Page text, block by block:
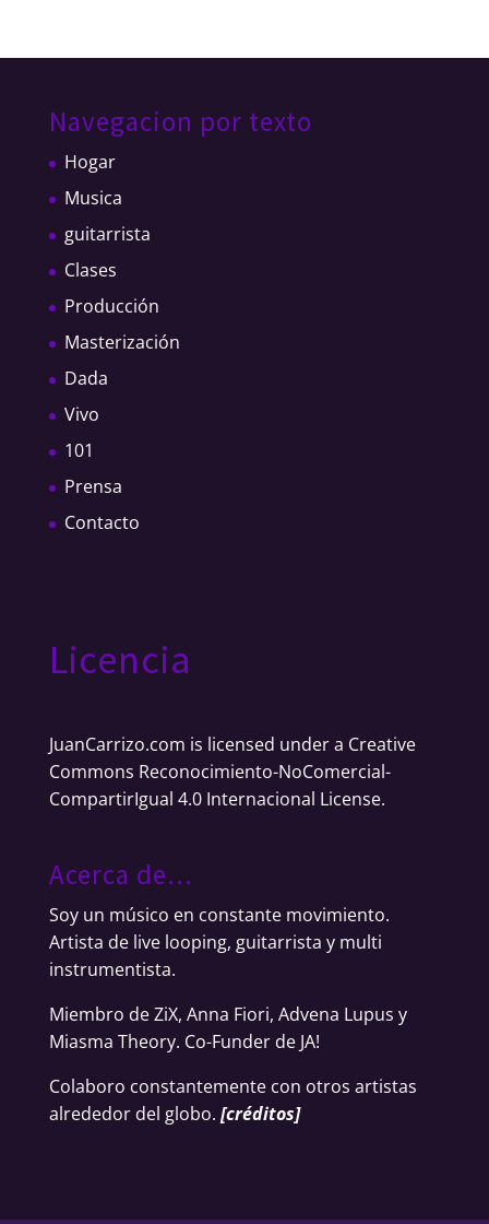
Navegacion por texto
Hogar
Musica
guitarrista
Clases
Producción
Masterización
Dada
Vivo
101
Prensa
Contacto
Licencia
JuanCarrizo.com is licensed under a Creative
Commons Reconocimiento-NoComercial-
CompartirIgual 4.0 Internacional License.
Acerca de…
Soy un músico en constante movimiento.
Artista de live looping, guitarrista y multi
instrumentista.
Miembro de ZiX, Anna Fiori, Advena Lupus y
Miasma Theory. Co-Funder de JA!
Colaboro constantemente con otros artistas
alrededor del globo. [créditos]